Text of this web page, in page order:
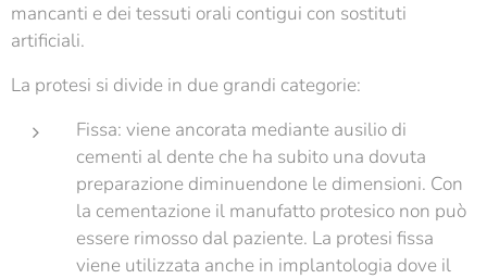
mancanti e dei tessuti orali contigui con sostituti
artificiali.
La protesi si divide in due grandi categorie:
Fissa: viene ancorata mediante ausilio di
cementi al dente che ha subito una dovuta
preparazione diminuendone le dimensioni. Con
la cementazione il manufatto protesico non può
essere rimosso dal paziente. La protesi fissa
viene utilizzata anche in implantologia dove il